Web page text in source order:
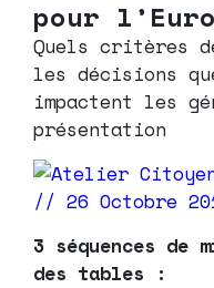
pour
Quels critères
les décisions
impactent les
présentation
3 séquences de
des tables :